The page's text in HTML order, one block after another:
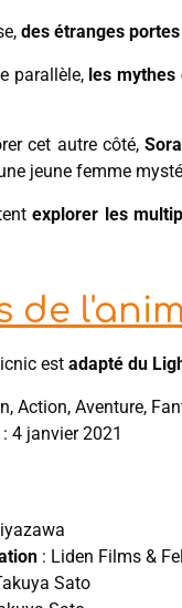
des étranges portes
parallèle, les
cet autre côté,
jeune femme
explorer les
de
est adapté du
Action, Aventure,
: 4 janvier 2021
: Liden Films &
Sato